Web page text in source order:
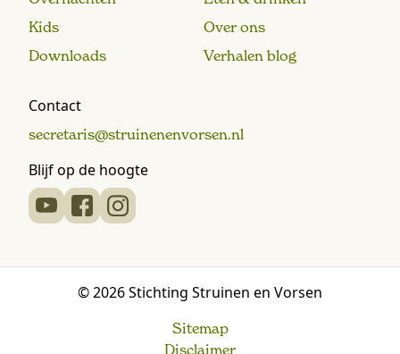
Kids
Over ons
Downloads
Verhalen blog
Contact
secretaris@struinenenvorsen.nl
Blijf op de hoogte
© 2026 Stichting Struinen en Vorsen
Sitemap
Disclaimer